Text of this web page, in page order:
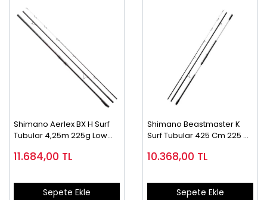
Shimano Aerlex BX H Surf
Tubular 4,25m 225g Low
Kamışı
11.684,00 TL
Sepete Ekle
Shimano Beastmaster K
Surf Tubular 425 Cm 225 Gr
10.368,00 TL
Sepete Ekle